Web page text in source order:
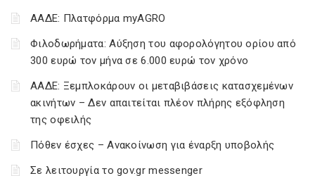
ΑΑΔΕ: Πλατφόρμα myAGRO
Φιλοδωρήματα: Αύξηση του αφορολόγητου ορίου από
300 ευρώ τον μήνα σε 6.000 ευρώ τον χρόνο
ΑΑΔΕ: Ξεμπλοκάρουν οι μεταβιβάσεις κατασχεμένων
ακινήτων – Δεν απαιτείται πλέον πλήρης εξόφληση
της οφειλής
Πόθεν έσχες – Ανακοίνωση για έναρξη υποβολής
Σε λειτουργία το gov.gr messenger